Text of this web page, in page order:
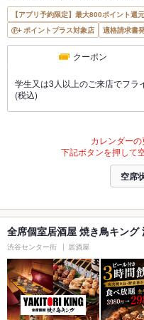
【アプリ予約限定】最大800ポイント還
ポイントプラス対象店
適格請求書
クーポン
学生又は3人以上のご来店でフ
(税込)
カレンダーの
下記ボタンを押して
空席
全席個室居酒屋 焼き鳥キング
渋谷センター街 居酒屋